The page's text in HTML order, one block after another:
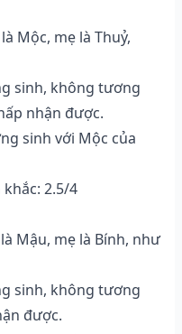
Mộc, mẹ là Thuỷ,
sinh, không tương
nhận được.
sinh với Mộc của
2.5/4
Mậu, mẹ là Bính, như
sinh, không tương
được.